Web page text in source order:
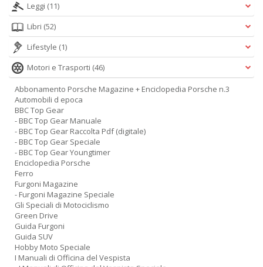
Leggi (11)
Libri (52)
Lifestyle (1)
Motori e Trasporti (46)
Abbonamento Porsche Magazine + Enciclopedia Porsche n.3
Automobili d epoca
BBC Top Gear
- BBC Top Gear Manuale
- BBC Top Gear Raccolta Pdf (digitale)
- BBC Top Gear Speciale
- BBC Top Gear Youngtimer
Enciclopedia Porsche
Ferro
Furgoni Magazine
- Furgoni Magazine Speciale
Gli Speciali di Motociclismo
Green Drive
Guida Furgoni
Guida SUV
Hobby Moto Speciale
I Manuali di Officina del Vespista